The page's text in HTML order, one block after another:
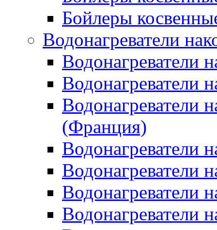
Бойлеры
Водонагреватели
Водонагреватели
Водонагреватели
Водонагреватели
(Франция)
Водонагреватели
Водонагреватели
Водонагреватели
Водонагреватели